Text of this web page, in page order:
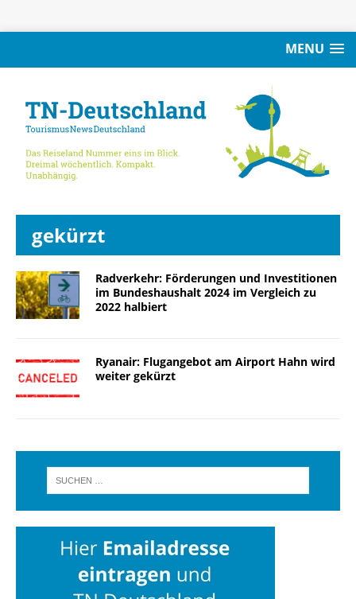
MENU
gekürzt
Radverkehr: Förderungen und Investitionen
im Bundeshaushalt 2024 im Vergleich zu
2022 halbiert
Ryanair: Flugangebot am Airport Hahn wird
weiter gekürzt